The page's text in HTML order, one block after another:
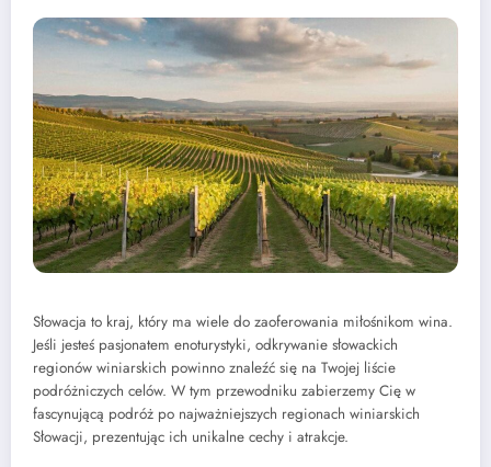
Słowacja to kraj, który ma wiele do zaoferowania miłośnikom wina.
Jeśli jesteś pasjonatem enoturystyki, odkrywanie słowackich
regionów winiarskich powinno znaleźć się na Twojej liście
podróżniczych celów. W tym przewodniku zabierzemy Cię w
fascynującą podróż po najważniejszych regionach winiarskich
Słowacji, prezentując ich unikalne cechy i atrakcje.